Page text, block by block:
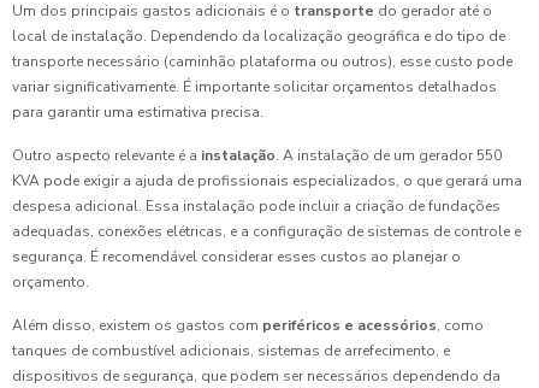
Um dos principais gastos adicionais é o transporte do gerador até o
local de instalação. Dependendo da localização geográfica e do tipo de
transporte necessário (caminhão plataforma ou outros), esse custo pode
variar significativamente. É importante solicitar orçamentos detalhados
para garantir uma estimativa precisa.
Outro aspecto relevante é a instalação. A instalação de um gerador 550
KVA pode exigir a ajuda de profissionais especializados, o que gerará uma
despesa adicional. Essa instalação pode incluir a criação de fundações
adequadas, conexões elétricas, e a configuração de sistemas de controle e
segurança. É recomendável considerar esses custos ao planejar o
orçamento.
Além disso, existem os gastos com periféricos e acessórios, como
tanques de combustível adicionais, sistemas de arrefecimento, e
dispositivos de segurança, que podem ser necessários dependendo da